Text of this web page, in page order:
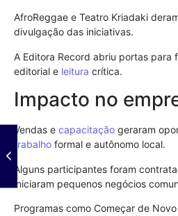
AfroReggae e Teatro Kriadaki
divulgação das iniciativas.
A Editora Record abriu portas para
editorial e leitura crítica.
Impacto no
Vendas e capacitação geraram
trabalho formal e autônomo local.
Alguns participantes foram
iniciaram pequenos negócios
Programas como Começar de